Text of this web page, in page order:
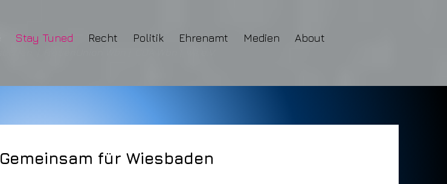
Stay Tuned Recht Politik Ehrenamt Medien About
Gemeinsam für Wiesbaden